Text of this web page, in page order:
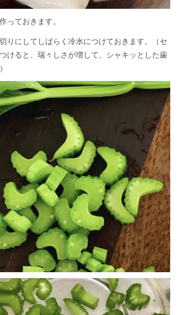
っておきます。
りにしてしばらく冷水につけておきます。（セ
けると、瑞々しさが増して、シャキッとした歯